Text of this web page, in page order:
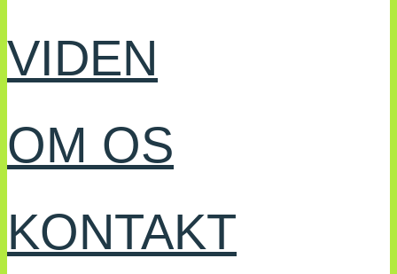
VIDEN
OM OS
KONTAKT